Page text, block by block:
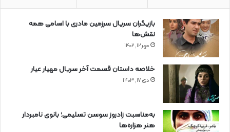
بازیگران سریال سرزمین مادری با اسامی همه
نقش‌ها
مهر ۱۲, ۱۴۰۲
خلاصه داستان قسمت آخر سریال مهیار عیار
دی ۱۷, ۱۴۰۳
به‌مناسبت زادروز سوسن تسلیمی؛ بانوی نامبردار
هنر هزاره‌ها